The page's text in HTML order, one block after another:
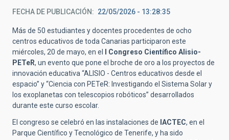
FECHA DE PUBLICACIÓN 22/05/2026 - 13:28:35
Más de 50 estudiantes y docentes procedentes de ocho
centros educativos de toda Canarias participaron este
miércoles, 20 de mayo, en el I Congreso Científico Alisio-
PETeR, un evento que pone el broche de oro a los proyectos de
innovación educativa “ALISIO - Centros educativos desde el
espacio” y “Ciencia con PETeR: Investigando el Sistema Solar y
los exoplanetas con telescopios robóticos” desarrollados
durante este curso escolar.
El congreso se celebró en las instalaciones de IACTEC, en el
Parque Científico y Tecnológico de Tenerife, y ha sido